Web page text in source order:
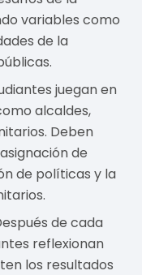
variables como
de la
juegan en
alcaldes,
Deben
de
de políticas y la
de cada
reflexionan
los resultados